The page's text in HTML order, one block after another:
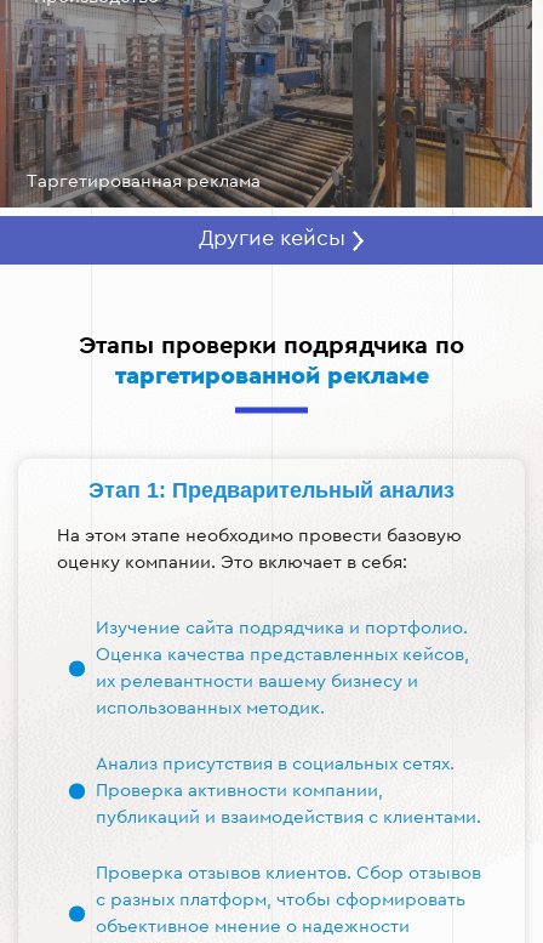
Таргетированная реклама
Другие кейсы
Этапы проверки подрядчика по
таргетированной рекламе
Этап 1: Предварительный анализ
На этом этапе необходимо провести базовую
оценку компании. Это включает в себя:
Изучение сайта подрядчика и портфолио.
Оценка качества представленных кейсов,
их релевантности вашему бизнесу и
использованных методик.
Анализ присутствия в социальных сетях.
Проверка активности компании,
публикаций и взаимодействия с клиентами.
Проверка отзывов клиентов. Сбор отзывов
с разных платформ, чтобы сформировать
объективное мнение о надежности